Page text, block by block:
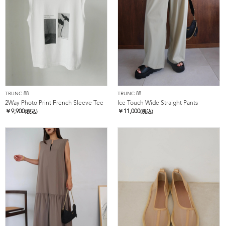
TRUNC 88
2Way Photo Print French Sleeve Tee
￥9,900(税込)
TRUNC 88
Ice Touch Wide Straight Pants
￥ 11,000(税込)